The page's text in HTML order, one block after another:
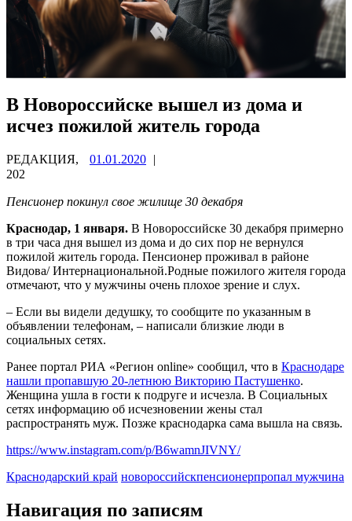
В Новороссийске вышел из дома и
исчез пожилой житель города
РЕДАКЦИЯ, 01.01.2020 |
202
Пенсионер покинул свое жилище 30 декабря
Краснодар, 1 января. В Новороссийске 30 декабря примерно
в три часа дня вышел из дома и до сих пор не вернулся
пожилой житель города. Пенсионер проживал в районе
Видова/ Интернациональной.Родные пожилого жителя города
отмечают, что у мужчины очень плохое зрение и слух.
– Если вы видели дедушку, то сообщите по указанным в
объявлении телефонам, – написали близкие люди в
социальных сетях.
Ранее портал РИА «Регион online» сообщил, что в Краснодаре
нашли пропавшую 20-летнюю Викторию Пастушенко.
Женщина ушла в гости к подруге и исчезла. В Социальных
сетях информацию об исчезновении жены стал
распространять муж. Позже краснодарка сама вышла на связь.
https://www.instagram.com/p/B6wamnJIVNY/
Краснодарский край новороссийскпенсионерпропал мужчина
Навигация по записям